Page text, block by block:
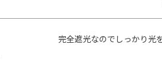
完全遮光なのでしっかり光